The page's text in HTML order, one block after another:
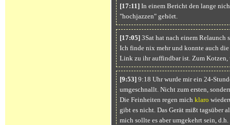
[17:11]In einem Bericht den lange
"hochjazzen" gehört.
[17:05]3Sat hat nach einem Relaunch
Ich finde nix mehr und konnte auch
Link zu ihr auffindbar ist. Zum Kotzen,
[9:53]9:18 Uhr wurde mir ein 24-
umgeschnallt. Nicht zum ersten,
Die Feinheiten regen mich klaro
gibt es nicht. Das Gerät mißt tagsüber
mich sollte es aber umgekehrt sein,